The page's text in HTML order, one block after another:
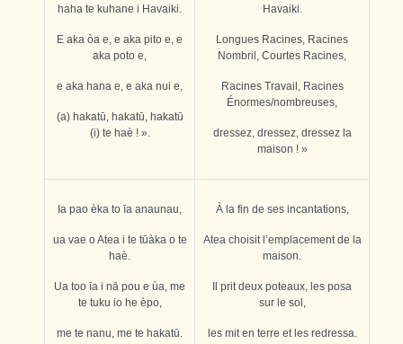
haha te kuhane i Havaiki.
E aka òa e, e aka pito e, e
aka poto e,
e aka hana e, e aka nui e,
(a) hakatū, hakatū, hakatū
(i) te haè ! ».
Havaiki.
Longues Racines, Racines
Nombril, Courtes Racines,
Racines Travail, Racines
Énormes/nombreuses,
dressez, dressez, dressez la
maison ! »
Ia pao èka to īa anaunau,
ua vae o Atea i te tūàka o te
haè.
Ua too īa i nā pou e ùa, me
te tuku io he èpo,
me te nanu, me te hakatū.
À la fin de ses incantations,
Atea choisit l’emplacement de la
maison.
Il prit deux poteaux, les posa
sur le sol,
les mit en terre et les redressa.